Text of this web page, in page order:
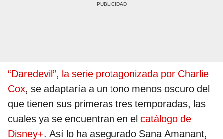
“Daredevil”, la serie protagonizada por Charlie
Cox, se adaptaría a un tono menos oscuro del
que tienen sus primeras tres temporadas, las
cuales ya se encuentran en el catálogo de
Disney+. Así lo ha asegurado Sana Amanant,